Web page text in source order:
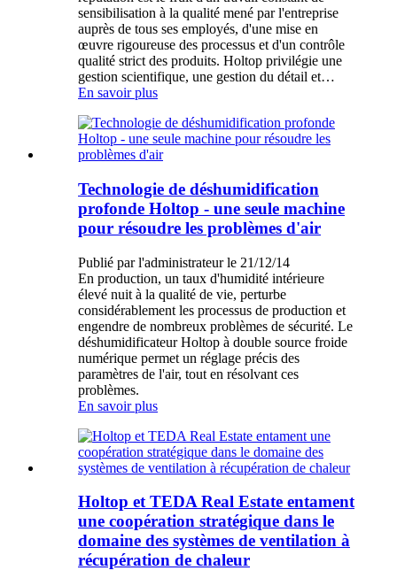
sensibilisation à la qualité mené par l'entreprise
auprès de tous ses employés, d'une mise en
œuvre rigoureuse des processus et d'un contrôle
qualité strict des produits. Holtop privilégie une
gestion scientifique, une gestion du détail et…
En savoir plus
Technologie de déshumidification
profonde Holtop - une seule machine
pour résoudre les problèmes d'air
Publié par l'administrateur le 21/12/14
En production, un taux d'humidité intérieure
élevé nuit à la qualité de vie, perturbe
considérablement les processus de production et
engendre de nombreux problèmes de sécurité. Le
déshumidificateur Holtop à double source froide
numérique permet un réglage précis des
paramètres de l'air, tout en résolvant ces
problèmes.
En savoir plus
Holtop et TEDA Real Estate entament
une coopération stratégique dans le
domaine des systèmes de ventilation à
récupération de chaleur